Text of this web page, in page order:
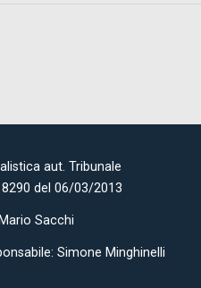
aut. Tribunale
del 06/03/2013
Sacchi
Simone Minghinelli